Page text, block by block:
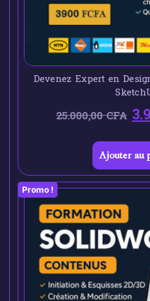
Devenez Expert en
25.000,00CFA
Ajouter au
Promo !